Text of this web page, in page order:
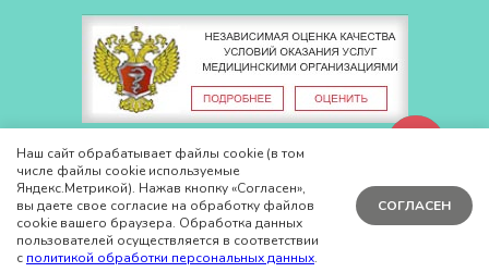
СДЕЛАНО ВCHUDOV.PRO
Наш сайт обрабатывает файлы cookie (в том
числе файлы cookie используемые
Яндекс.Метрикой). Нажав кнопку «Согласен»,
вы даете свое согласие на обработку файлов
cookie вашего браузера. Обработка данных
пользователей осуществляется в соответствии
с политикой обработки персональных данных.
СОГЛАСЕН